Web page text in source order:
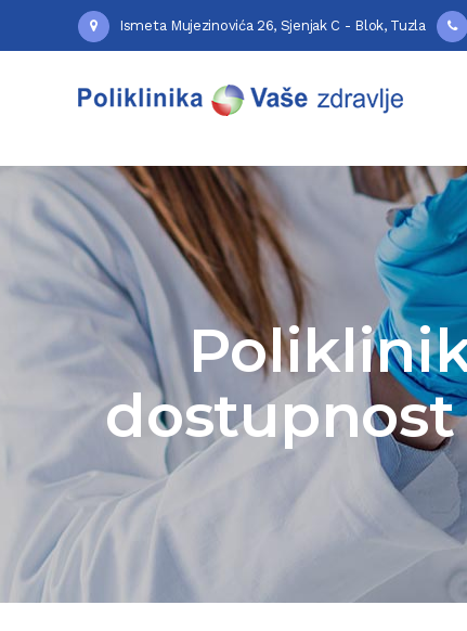
Ismeta Mujezinovića 26, Sjenjak C - Blok, Tuzla
dostupnost